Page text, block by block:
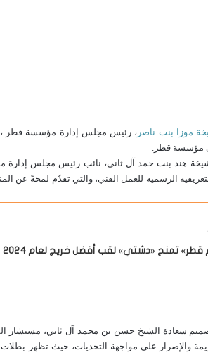
موزا بنت ناصر ، رئيس مجلس إدارة مؤسسة قطر
مؤسسة قطر.
هند بنت حمد آل ثاني، نائب رئيس مجلس
الرسمية للعمل الفني، والتي تقدّم لمحةً عن
تمنح «دشتي» لقب أفضل خريج لعام 2024
سعادة الشيخ حسن بن محمد آل ثاني، مستشار
والإصرار على مواجهة التحديات، حيث تظهر